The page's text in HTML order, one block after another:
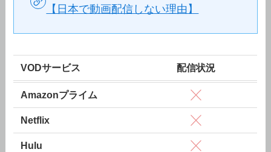
【日本で動画配信しない理由】
VODサービス 配信状況
Amazonプライム
Netflix
Hulu